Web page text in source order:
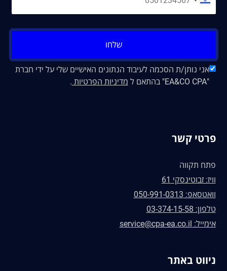
שלחו
אני נותן/ת הסכמה לעיבוד הנתונים האישיים שלי על ידי חברת
"EA&CO CPA" בהתאם ל
מדיניות הפרטיות .
פרטי קשר
פתח תקווה
וויז: זבוטינסקי 61
וואטסאפ: 050-991-0313
טלפון: 03-374-15-58
אימייל: service@cpa-ea.co.il
ניווט באתר